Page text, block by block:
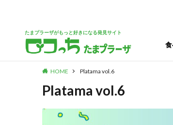
たまプラーザがもっと好きになる発見サイト
HOME Platama vol.6
Platama vol.6